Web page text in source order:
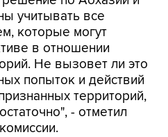
учитывать все
которые могут
в отношении
Не вызовет ли это
попыток и действий
территорий,
- отметил